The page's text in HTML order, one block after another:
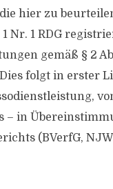
hier zu
Nr. 1 RDG
gemäß § 2
folgt in erster
– in
(BVerfG,